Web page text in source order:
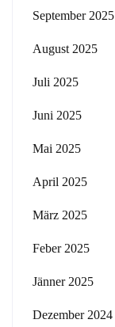
September 2025
August 2025
Juli 2025
Juni 2025
Mai 2025
April 2025
März 2025
Feber 2025
Jänner 2025
Dezember 2024